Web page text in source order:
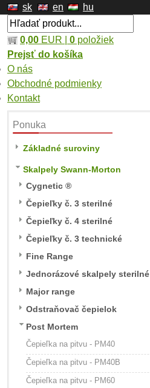
sk en hu
0,00 EUR | 0 položiek
Prejsť do košíka
O nás
Obchodné podmienky
Kontakt
Ponuka
Základné suroviny
Skalpely Swann-Morton
Cygnetic ®
Čepieľky č. 3 sterilné
Čepieľky č. 4 sterilné
Čepieľky č. 3 technické
Fine Range
Jednorázové skalpely sterilné
Major range
Odstraňovač čepielok
Post Mortem
Čepieľka na pitvu - PM40
Čepieľka na pitvu - PM40B
Čepieľka na pitvu - PM60